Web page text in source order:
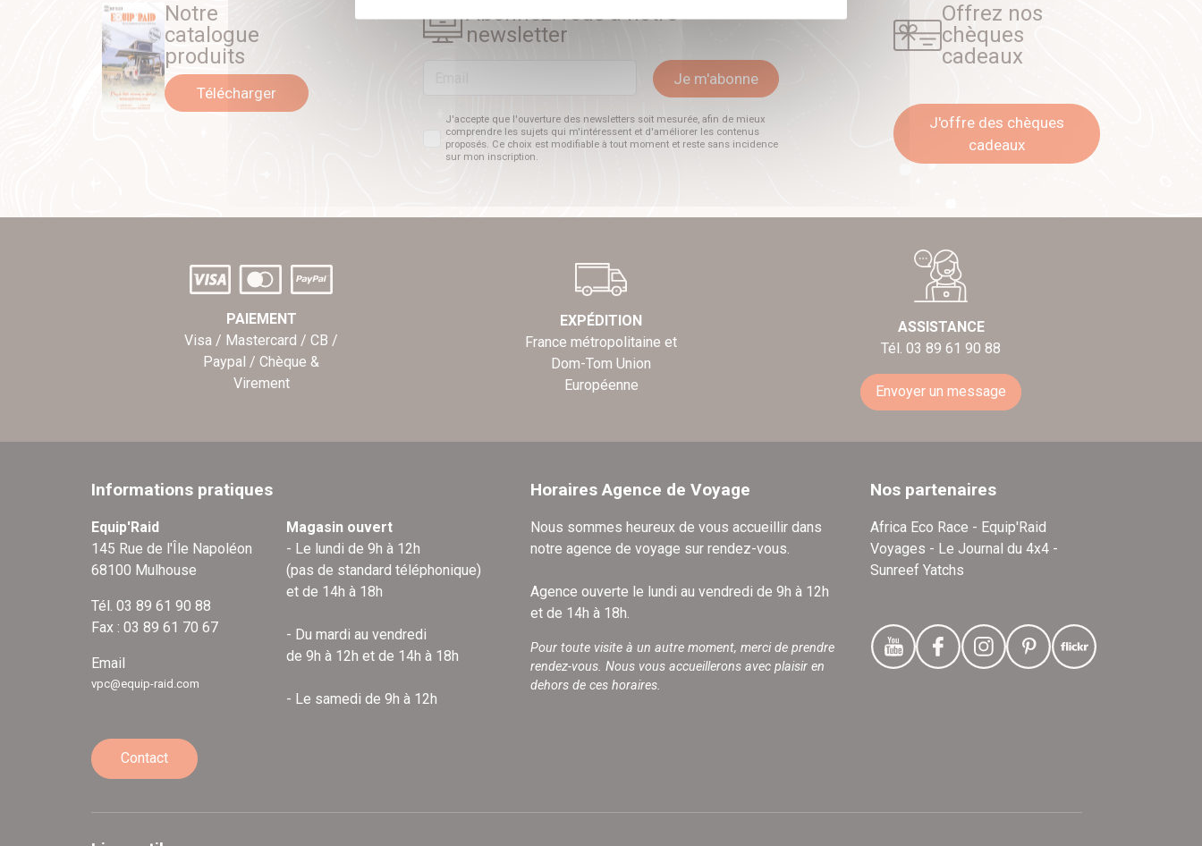
Notre
catalogue
produits
Télécharger
Abonnez-vous à notre
newsletter
Je m'abonne
J'accepte que l'ouverture des newsletters soit mesurée, afin de mieux
comprendre les sujets qui m'intéressent et d'améliorer les contenus
proposés. Ce choix est modifiable à tout moment et reste sans incidence
sur mon inscription.
Offrez nos
chèques
cadeaux
J'offre des chèques
cadeaux
PAIEMENT
Visa / Mastercard / CB /
Paypal / Chèque &
Virement
EXPÉDITION
France métropolitaine et
Dom-Tom Union
Européenne
ASSISTANCE
Tél. 03 89 61 90 88
Envoyer un message
Informations pratiques
Equip'Raid
145 Rue de l'Île Napoléon
68100 Mulhouse
Tél. 03 89 61 90 88
Fax : 03 89 61 70 67
Email
vpc@equip-raid.com
Magasin ouvert
- Le lundi de 9h à 12h
(pas de standard téléphonique)
et de 14h à 18h
- Du mardi au vendredi
de 9h à 12h et de 14h à 18h
- Le samedi de 9h à 12h
Contact
Horaires Agence de Voyage
Nous sommes heureux de vous accueillir dans
notre agence de voyage sur rendez-vous.
Agence ouverte le lundi au vendredi de 9h à 12h
et de 14h à 18h.
Pour toute visite à un autre moment, merci de prendre
rendez-vous. Nous vous accueillerons avec plaisir en
dehors de ces horaires.
Nos partenaires
Africa Eco Race - Equip'Raid
Voyages - Le Journal du 4x4 -
Sunreef Yatchs